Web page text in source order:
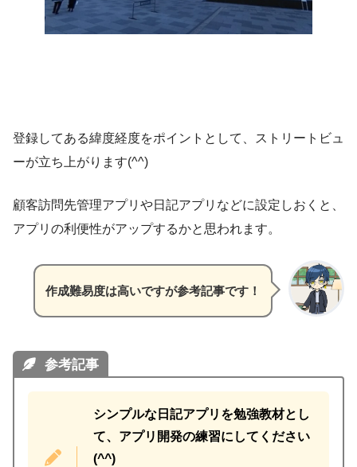
登録してある緯度経度をポイントとして、ストリートビュ
ーが立ち上がります(^^)
顧客訪問先管理アプリや日記アプリなどに設定しおくと、
アプリの利便性がアップするかと思われます。
作成難易度は高いですが参考記事です！
参考記事
シンプルな日記アプリを勉強教材とし
て、アプリ開発の練習にしてください
(^^)